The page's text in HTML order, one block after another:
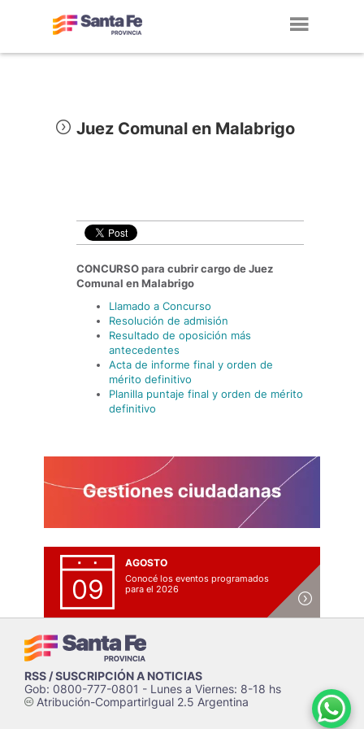
Juez Comunal en Malabrigo
CONCURSO para cubrir cargo de Juez
Comunal enMalabrigo
Llamado a Concurso
Resolución de admisión
Resultado de oposición más
antecedentes
Acta de informe final y orden de
mérito definitivo
Planilla puntaje final y orden de mérito
definitivo
09
AGOSTO
Conocé los eventos programados
para el 2026
RSS / SUSCRIPCIÓN A NOTICIAS
Gob: 0800-777-0801 - Lunes a Viernes: 8-18 hs
cAtribución-CompartirIgual 2.5 Argentina